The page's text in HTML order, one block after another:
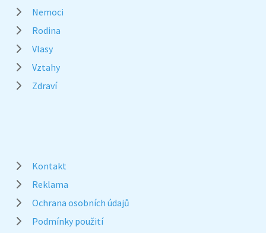
Nemoci
Rodina
Vlasy
Vztahy
Zdraví
Kontakt
Reklama
Ochrana osobních údajů
Podmínky použití